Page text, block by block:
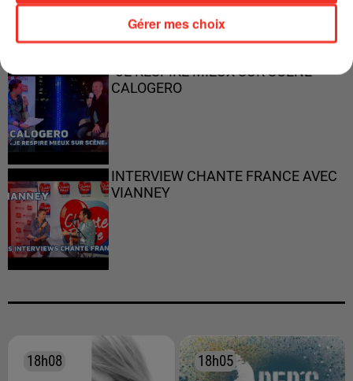
"JE RESPIRE MIEUX SUR SCÈNE" -
CALOGERO
INTERVIEW CHANTE FRANCE AVEC
VIANNEY
18h08
18h08 18h05
18h05
Gérer mes choix